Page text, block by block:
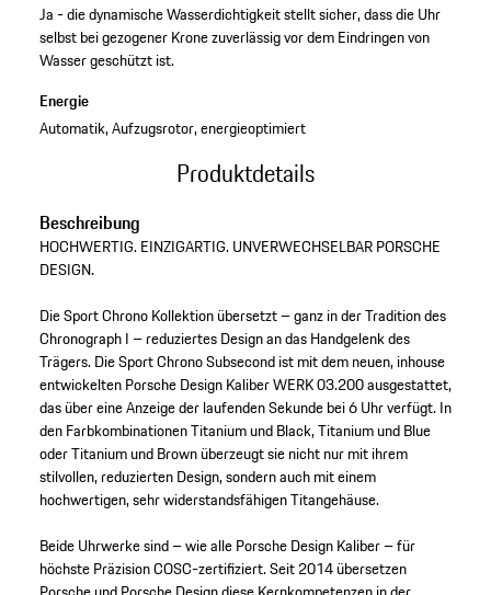
Ja - die dynamische Wasserdichtigkeit stellt sicher, dass die Uhr
selbst bei gezogener Krone zuverlässig vor dem Eindringen von
Wasser geschützt ist.
Energie
Automatik, Aufzugsrotor, energieoptimiert
Produktdetails
Beschreibung
HOCHWERTIG. EINZIGARTIG. UNVERWECHSELBAR PORSCHE
DESIGN.
Die Sport Chrono Kollektion übersetzt – ganz in der Tradition des
Chronograph I – reduziertes Design an das Handgelenk des
Trägers. Die Sport Chrono Subsecond ist mit dem neuen, inhouse
entwickelten Porsche Design Kaliber WERK 03.200 ausgestattet,
das über eine Anzeige der laufenden Sekunde bei 6 Uhr verfügt. In
den Farbkombinationen Titanium und Black, Titanium und Blue
oder Titanium und Brown überzeugt sie nicht nur mit ihrem
stilvollen, reduzierten Design, sondern auch mit einem
hochwertigen, sehr widerstandsfähigen Titangehäuse.
Beide Uhrwerke sind – wie alle Porsche Design Kaliber – für
höchste Präzision COSC-zertifiziert. Seit 2014 übersetzen